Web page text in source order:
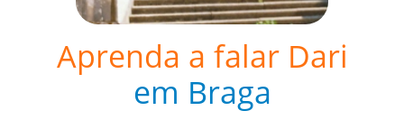
Aprenda a falar Dari
em Braga